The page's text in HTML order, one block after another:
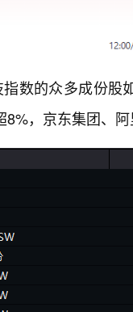
数的众多成份
8%，京东集团、